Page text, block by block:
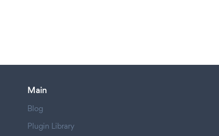
Main
Blog
Plugin Library